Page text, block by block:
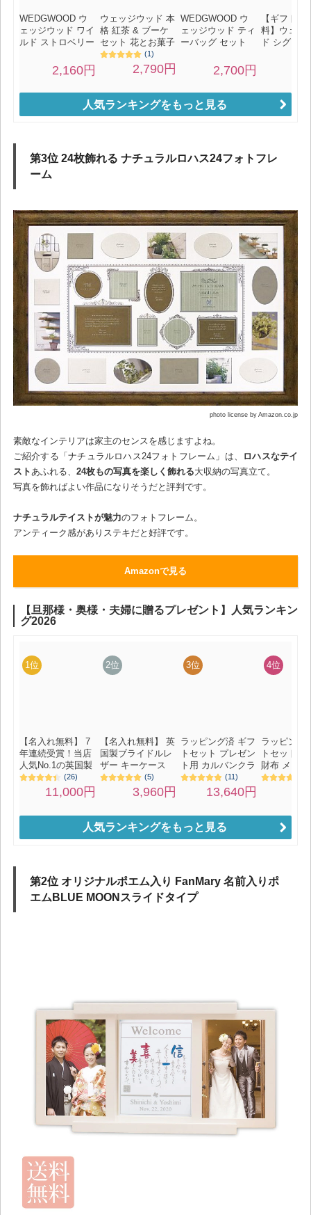
人気ランキングをもっと見る
第3位 24枚飾れる ナチュラルロハス24フォトフレ
ーム
photo license by Amazon.co.jp
素敵なインテリアは家主のセンスを感じますよね。
ご紹介する「ナチュラルロハス24フォトフレーム」は、
ロハスなテイ
ストあふれる、 24枚もの写真を楽しく飾れる大収納の写真立て。
写真を飾ればよい作品になりそうだと評判です。
ナチュラルテイストが魅力のフォトフレーム。
アンティーク感がありステキだと好評です。
Amazonで見る
人気ランキングをもっと見る
第2位 オリジナルポエム入り FanMary 名前入りポ
エムBLUE MOONスライドタイプ